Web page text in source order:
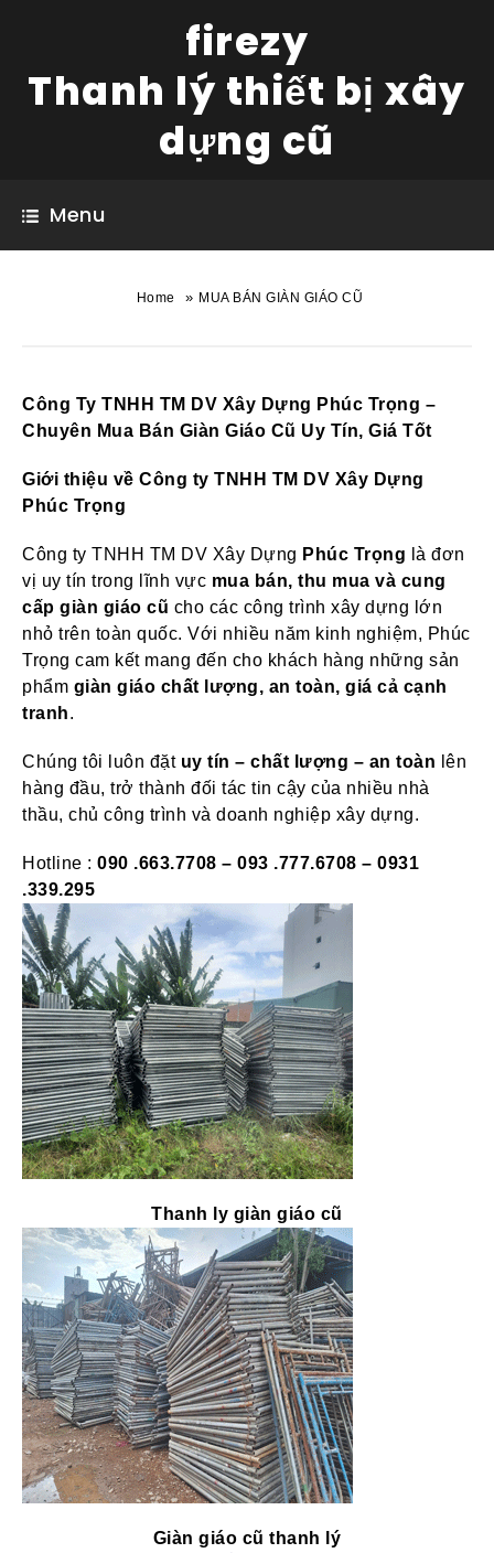
firezy
Thanh lý thiết bị xây
dựng cũ
Menu
Home » MUA BÁN GIÀN GIÁO CŨ
Công Ty TNHH TM DV Xây Dựng Phúc Trọng –
Chuyên Mua Bán Giàn Giáo Cũ Uy Tín, Giá Tốt
Giới thiệu về Công ty TNHH TM DV Xây Dựng
Phúc Trọng
Công ty TNHH TM DV Xây Dựng Phúc Trọng là đơn
vị uy tín trong lĩnh vực mua bán, thu mua và cung
cấp giàn giáo cũ cho các công trình xây dựng lớn
nhỏ trên toàn quốc. Với nhiều năm kinh nghiệm, Phúc
Trọng cam kết mang đến cho khách hàng những sản
phẩm giàn giáo chất lượng, an toàn, giá cả cạnh
tranh.
Chúng tôi luôn đặt uy tín – chất lượng – an toàn lên
hàng đầu, trở thành đối tác tin cậy của nhiều nhà
thầu, chủ công trình và doanh nghiệp xây dựng.
Hotline : 090 .663.7708 – 093 .777.6708 – 0931
.339.295
Thanh ly giàn giáo cũ
Giàn giáo cũ thanh lý